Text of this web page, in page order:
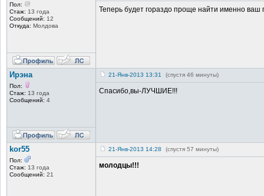
Пол:
Стаж: 13 года
Сообщений: 12
Откуда: Молдова
Теперь будет гораздо проще найти именно ваш
Ирэна
Пол:
Стаж: 13 года
Сообщений: 4
21-Янв-2013 13:31 (спустя 46 минуты)
Спасибо,вы-ЛУЧШИЕ!!!
kor55
Пол:
Стаж: 13 года
Сообщений: 21
21-Янв-2013 14:28 (спустя 57 минуты)
молодцы!!!